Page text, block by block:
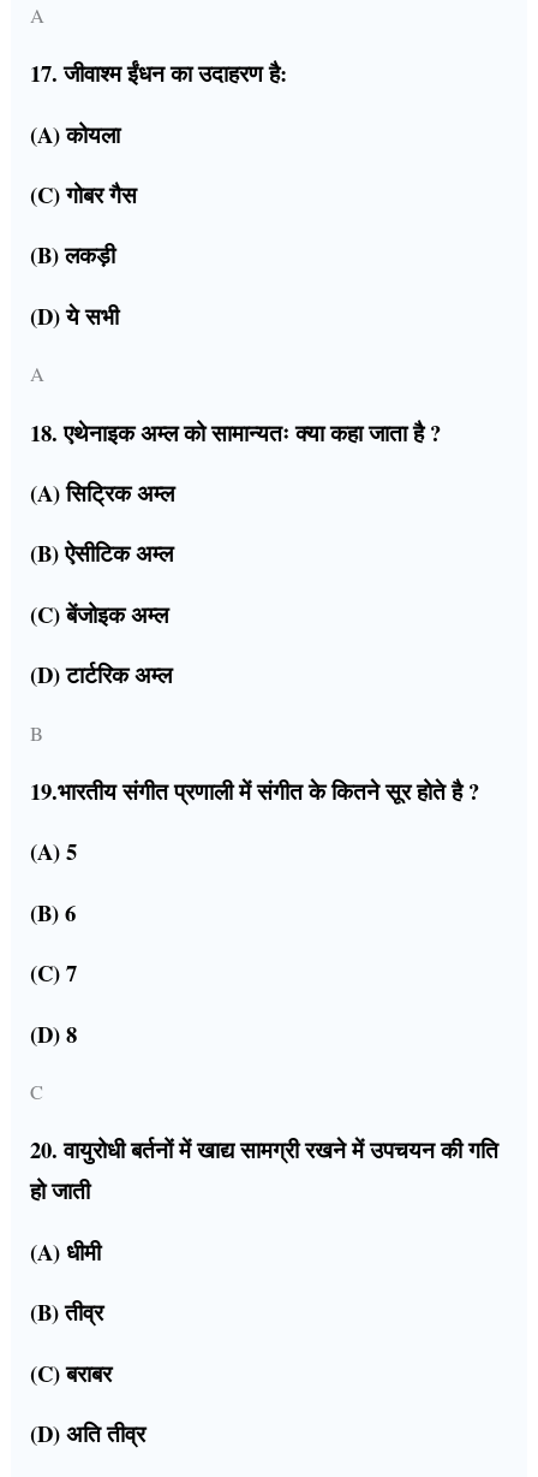
A
17. जीवाश्म ईंधन का उदाहरण है:
(A) कोयला
(C) गोबर गैस
(B) लकड़ी
(D) ये सभी
A
18. एथेनाइक अम्ल को सामान्यतः क्या कहा जाता है ?
(A) सिट्रिक अम्ल
(B) ऐसीटिक अम्ल
(C) बेंजोइक अम्ल
(D) टार्टरिक अम्ल
B
19.भारतीय संगीत प्रणाली में संगीत के कितने सूर होते है ?
(A) 5
(B) 6
(C) 7
(D) 8
C
20. वायुरोधी बर्तनों में खाद्य सामग्री रखने में उपचयन की गति
हो जाती
(A) धीमी
(B) तीव्र
(C) बराबर
(D) अति तीव्र